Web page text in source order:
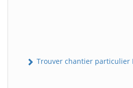
Trouver chantier particulier